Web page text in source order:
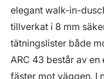
elegant walk-in-
tillverkat i 8 mm
tätningslister både
ARC 43 består av
fäster mot väggen. I